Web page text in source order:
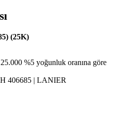
(25K)
25.000 %5 yoğunluk oranına göre
406685 | LANIER